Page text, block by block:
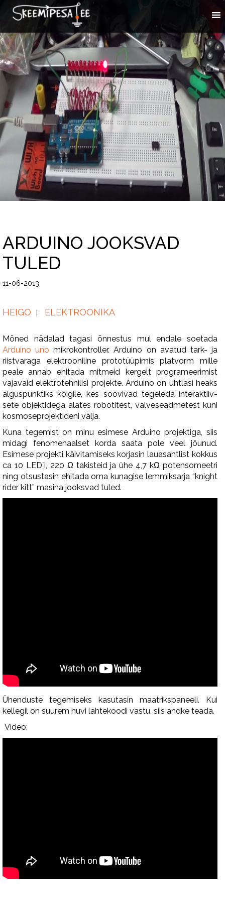
ARDUINO JOOKSVAD
TULED
11-06-2013
HEIGO ELEKTROONIKA
Mõned nädalad tagasi õnnestus mul endale soetada
Arduino uno mikrokontroller. Arduino on avatud tark- ja
riistvaraga elektrooniline prototüüpimis platvorm mille
peale annab ehitada mitmeid kergelt programeerimist
vajavaid elektrotehnilisi projekte. Arduino on üht­lasi heaks
algus­punk­tiks kõi­gile, kes soo­vivad tege­leda inte­rak­tiiv­
sete objek­ti­dega ala­tes robo­ti­test, val­ve­sead­metest kuni
kosmoseprojektideni välja.
Kuna tegemist on minu esimese Arduino projektiga, siis
midagi fenomenaalset korda saata pole veel jõunud.
Esimese projekti käivitamiseks korjasin lauasahtlist kokkus
ca 10 LED´i, 220 Ω takisteid ja ühe 4,7 kΩ potensomeetri
ning otsustasin ehitada oma kunagise lemmiksarja “knight
rider kitt” masina jooksvad tuled.
Ühenduste tegemiseks kasutasin maatrikspaneeli. Kui
kellegil on suurem huvi lähtekoodi vastu, siis andke teada.
Video: